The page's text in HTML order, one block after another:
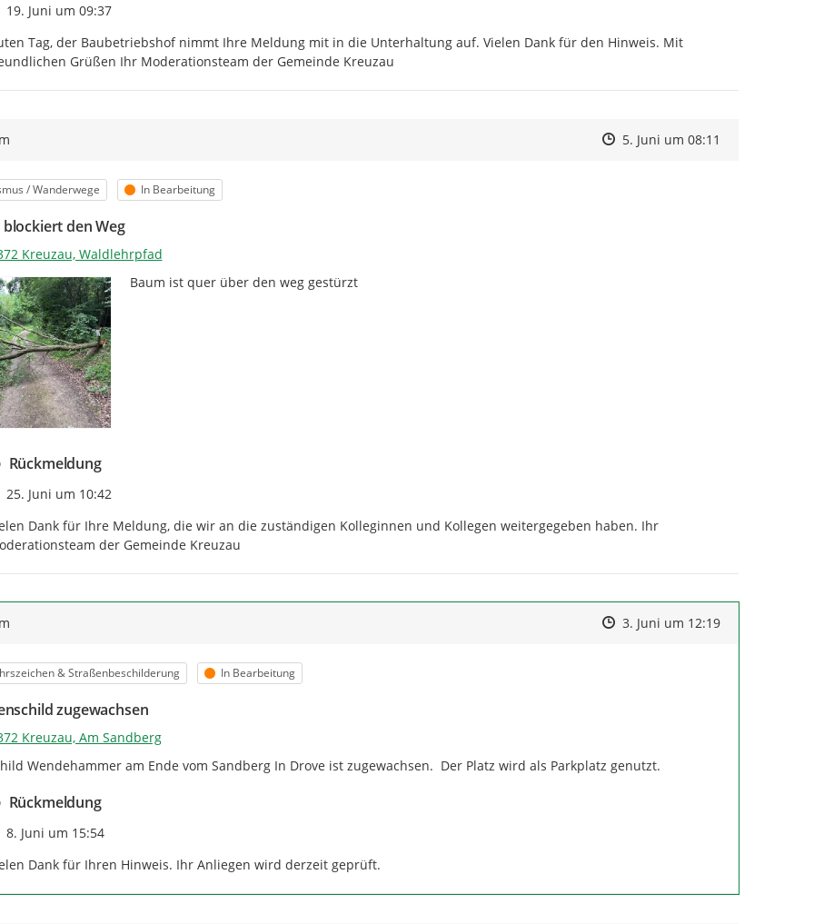
Zeitpunkt des Erstellens
19. Juni um 09:37
Tag, der Baubetriebshof nimmt Ihre Meldung mit in die Unterhaltung auf. Vielen Dank für den Hinweis. Mit
Grüßen Ihr Moderationsteam der Gemeinde Kreuzau
Zeitpunkt des Erstellens
Zeitpunkt des Erstellens
5. Juni um 08:11
/ Wanderwege Status
In Bearbeitung
den Weg
Kreuzau, Waldlehrpfad
Baum ist quer über den weg gestürzt
Rückmeldung
Zeitpunkt des Erstellens
25. Juni um 10:42
Dank für Ihre Meldung, die wir an die zuständigen Kolleginnen und Kollegen weitergegeben haben. Ihr
der Gemeinde Kreuzau
Zeitpunkt des Erstellens
Zeitpunkt des Erstellens
3. Juni um 12:19Zur Äußerung
& Straßenbeschilderung Status
In Bearbeitung
zugewachsen
Kreuzau, Am Sandberg
Wendehammer am Ende vom Sandberg In Drove ist zugewachsen.  Der Platz wird als Parkplatz genutzt.
Rückmeldung
Zeitpunkt des Erstellens
8. Juni um 15:54
Dank für Ihren Hinweis. Ihr Anliegen wird derzeit geprüft.